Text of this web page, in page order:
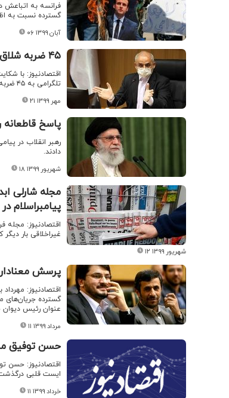
فرانسه به اتباعش
گسترده نسبت به
۰۶ آبان ۱۳۹۹
۴۵ ضربه شلاق برای یک معلم بابت شکایت وزیر آموزش‌وپرورش و معاونش
اقتصادنیوز: با
تلگرامی به ۴۵ ضربه شلاق محکوم شد.
۲۱ مهر ۱۳۹۹
پاسخ قاطعانه
رهبر انقلاب در
دادند.
۱۸ شهریور ۱۳۹۹
پیامبراسلام
اقتصادنیوز: مجله
غیراخلاقی بار دیگر
۱۲ شهریور ۱۳۹۹
پرسش
اقتصادنیوز:
عنوان رئیس دیوان
۱۱ مرداد ۱۳۹۹
حسن توفیق
ایست قلبی
۱۱ خرداد ۱۳۹۹